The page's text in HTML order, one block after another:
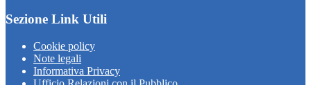
Sezione Link Utili
Cookie policy
Note legali
Informativa Privacy